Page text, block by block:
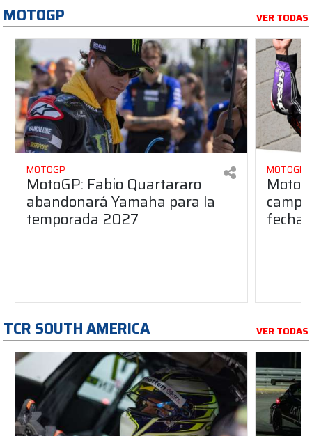
MOTOGP VER TODAS
MOTOGP
MotoGP: Fabio Quartararo
abandonará Yamaha para la
temporada 2027
MOTOGP
fecha
TCR SOUTH AMERICA VER TODAS